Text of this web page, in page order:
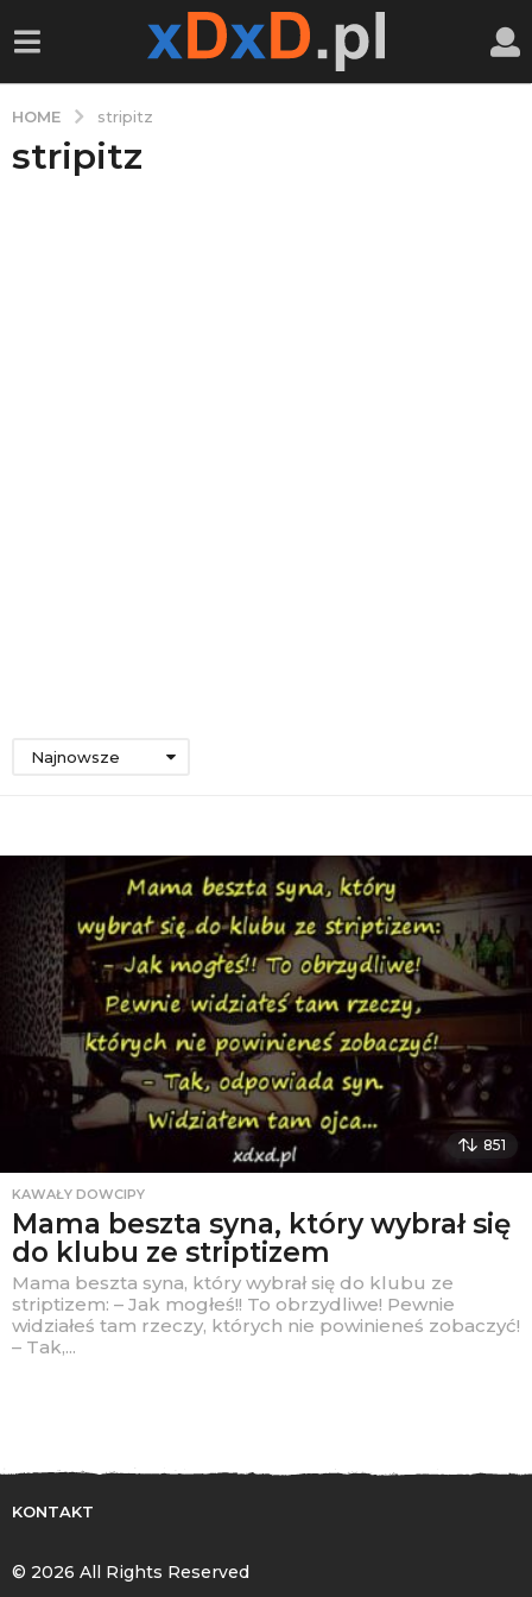
HOME stripitz
stripitz
Najnowsze
851
KAWAŁY DOWCIPY
Mama beszta syna, który wybrał się
do klubu ze striptizem
Mama beszta syna, który wybrał się do klubu ze
striptizem: – Jak mogłeś!! To obrzydliwe! Pewnie
widziałeś tam rzeczy, których nie powinieneś zobaczyć!
– Tak,...
KONTAKT
© 2026 All Rights Reserved